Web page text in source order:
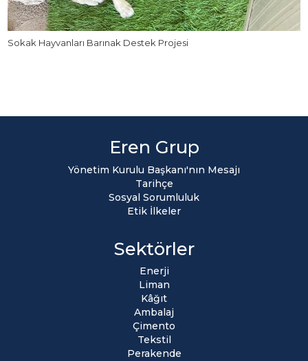
Sokak Hayvanları Barınak Destek Projesi
Eren Grup
Yönetim Kurulu Başkanı'nın Mesajı
Tarihçe
Sosyal Sorumluluk
Etik İlkeler
Sektörler
Enerji
Liman
Kâğıt
Ambalaj
Çimento
Tekstil
Perakende